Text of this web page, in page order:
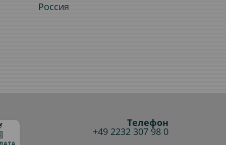
Россия
Телефон
+49 2232 307 98 0